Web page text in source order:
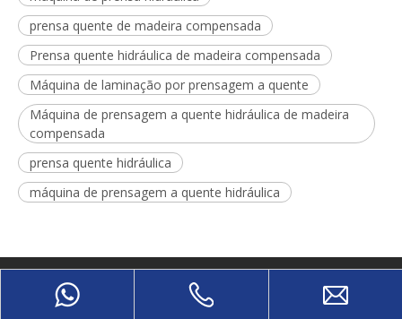
prensa quente de madeira compensada
Prensa quente hidráulica de madeira compensada
Máquina de laminação por prensagem a quente
Máquina de prensagem a quente hidráulica de madeira
compensada
prensa quente hidráulica
máquina de prensagem a quente hidráulica